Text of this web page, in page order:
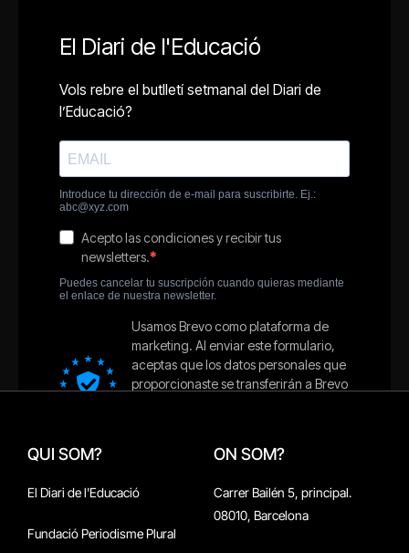
QUI SOM?
El Diari de l'Educació
Fundació Periodisme Plural
ON SOM?
Carrer Bailén 5, principal.
08010, Barcelona